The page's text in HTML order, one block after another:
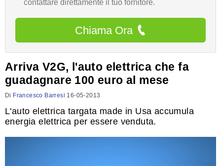
contattare direttamente il tuo fornitore.
Chiama Ora
Arriva V2G, l'auto elettrica che fa
guadagnare 100 euro al mese
Di Francesco Barresi 16-05-2013
L'auto elettrica targata made in Usa accumula
energia elettrica per essere venduta.